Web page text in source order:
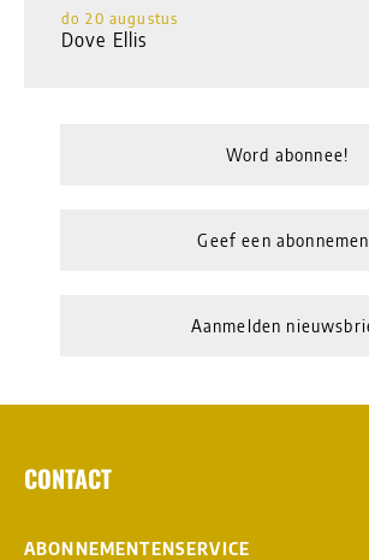
do 20 augustus
Dove Ellis
Word abonnee!
Geef een
Aanmelden
CONTACT
ABONNEMENTENSERVICE